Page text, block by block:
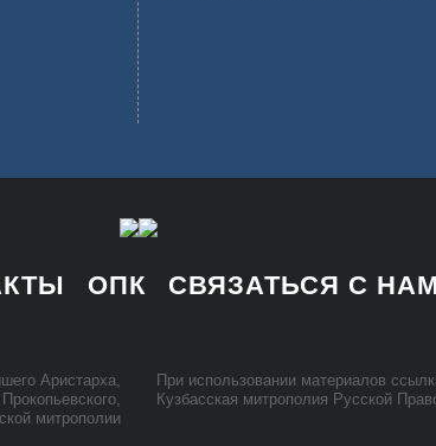
ОПК СВЯЗАТЬСЯ С
Ари­стар­ха,
мит­ро­по­лии
При ис­поль­зо­ва­нии ма­те­ри­а­лов
Куз­бас­ская мит­ро­по­лия Рус­ской